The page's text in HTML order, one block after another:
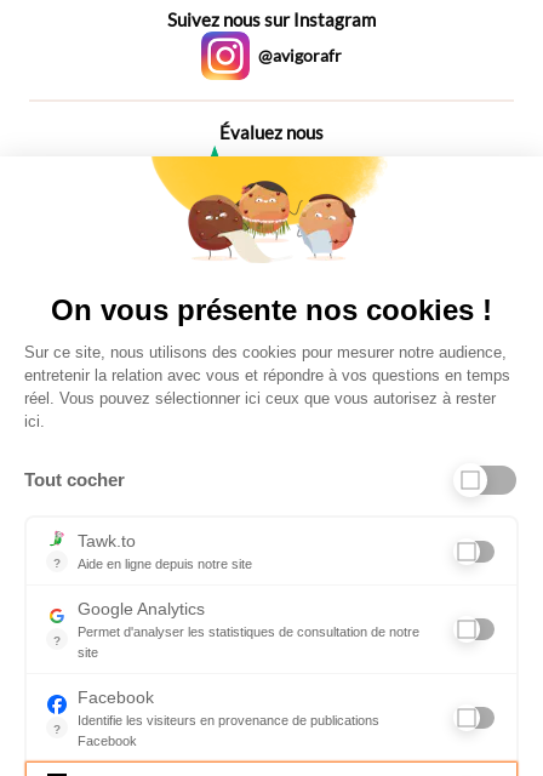
Suivez nous sur Instagram
@avigorafr
Évaluez nous
Plus de 650 Avis
FAQ - réponses à vos questions
Conditions Générales de Service
On vous présente nos cookies !
Sur ce site, nous utilisons des cookies pour mesurer notre audience,
entretenir la relation avec vous et répondre à vos questions en temps
réel. Vous pouvez sélectionner ici ceux que vous autorisez à rester
ici.
Tout cocher
?
Tawk.to
Aide en ligne depuis notre site
?
Google Analytics
Permet d'analyser les statistiques de consultation de notre
site
?
Facebook
Identifie les visiteurs en provenance de publications
Facebook
Parce que vous ne venez pas tous les jours sur notre site, ce